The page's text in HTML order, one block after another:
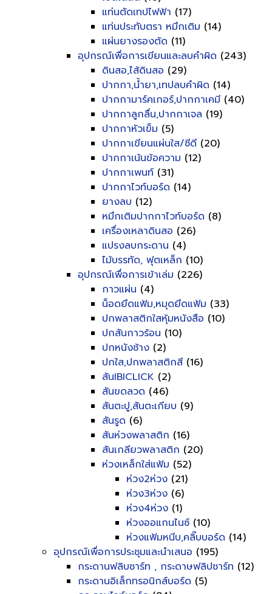
แท่นตัดเทปไฟฟ้า (17)
แท่นประทับตรา หมึกเติม (14)
แผ่นยางรองตัด (11)
อุปกรณ์เพื่อการเขียนและลบคำผิด (243)
ดินสอ,ไส้ดินสอ (29)
ปากกา,น้ำยา,เทปลบคำผิด (14)
ปากกามาร์คเกอร์,ปากกาเคมี (40)
ปากกาลูกลื่น,ปากกาเจล (19)
ปากกาหัวเข็ม (5)
ปากกาเขียนแผ่นใส/ซีดี (20)
ปากกาเน้นข้อความ (12)
ปากกาเพนท์ (31)
ปากกาไวท์บอร์ด (14)
ยางลบ (12)
หมึกเติมปากกาไวท์บอร์ด (8)
เครื่องเหลาดินสอ (26)
แปรงลบกระดาน (4)
ไม้บรรทัด, ฟุตเหล็ก (10)
อุปกรณ์เพื่อการเข้าเล่ม (226)
กาวแผ่น (4)
น็อดยึดแฟ้ม,หมุดยึดแฟ้ม (33)
ปกพลาสติกใสหุ้มหนังสือ (10)
ปกสันกาวร้อน (10)
ปกหนังช้าง (2)
ปกใส,ปกพลาสติกสี (16)
สันIBICLICK (2)
สันขดลวด (46)
สันตะปู,สันตะเกียบ (9)
สันรูด (6)
สันห่วงพลาสติก (16)
สันเกลียวพลาสติก (20)
ห่วงเหล็กใส่แฟ้ม (52)
ห่วง2ห่วง (21)
ห่วง3ห่วง (6)
ห่วง4ห่วง (1)
ห่วงออแกนไนซ์ (10)
ห่วงแฟ้มหนีบ,คลิ๊บบอร์ด (14)
อุปกรณ์เพื่อการประชุมและนำเสนอ (195)
กระดานฟลิบชาร์ท , กระดาษฟลิปชาร์ท (12)
กระดานอิเล็กทรอนิกส์บอร์ด (5)